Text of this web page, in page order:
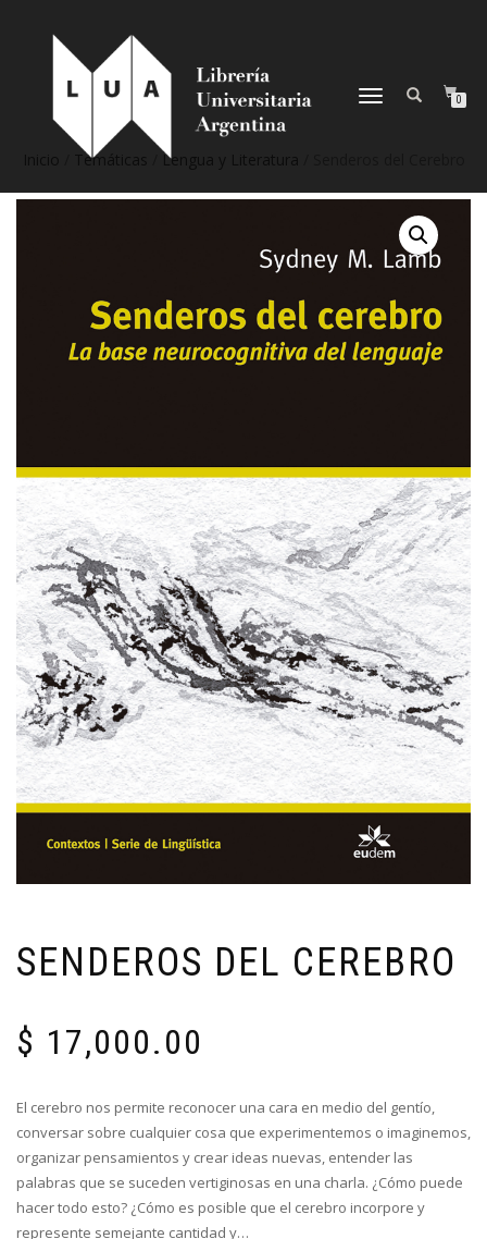
NAVEGACIÓN
0
Temáticas Lengua y Literatura
SENDEROS DEL CEREBRO
$ 17,000.00
El cerebro nos permite reconocer una cara en medio del gentío,
conversar sobre cualquier cosa que experimentemos o imaginemos,
organizar pensamientos y crear ideas nuevas, entender las
palabras que se suceden vertiginosas en una charla. ¿Cómo puede
hacer todo esto? ¿Cómo es posible que el cerebro incorpore y
represente semejante cantidad y…